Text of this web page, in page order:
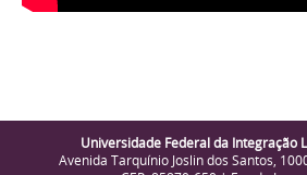
Universidade Federal da Integração
Avenida Tarquínio Joslin dos Santos,